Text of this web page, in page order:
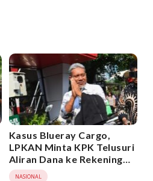
Kasus Blueray Cargo,
LPKAN Minta KPK Telusuri
Aliran Dana ke Rekening
Heri Black
NASIONAL